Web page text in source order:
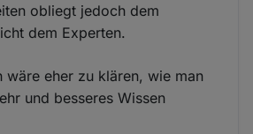
obliegt jedoch dem
dem Experten.
wäre eher zu klären, wie man
und besseres Wissen